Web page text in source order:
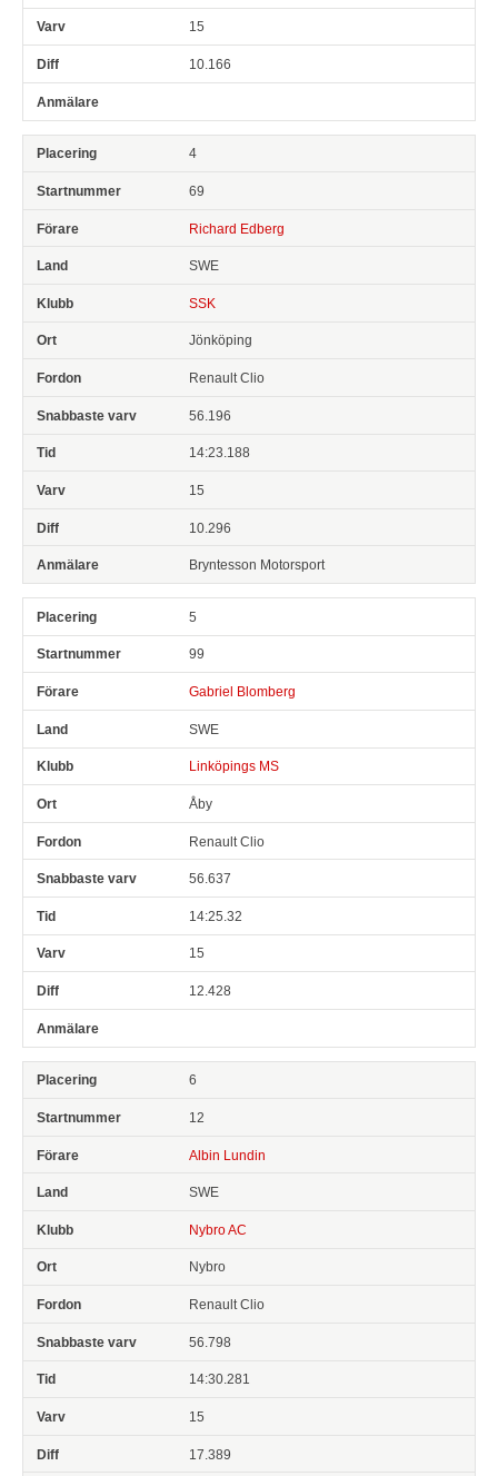
15
10.166
4
69
Richard Edberg
SWE
SSK
Jönköping
Renault Clio
56.196
14:23.188
15
10.296
Bryntesson Motorsport
5
99
Gabriel Blomberg
SWE
Linköpings MS
Åby
Renault Clio
56.637
14:25.32
15
12.428
6
12
Albin Lundin
SWE
Nybro AC
Nybro
Renault Clio
56.798
14:30.281
15
17.389